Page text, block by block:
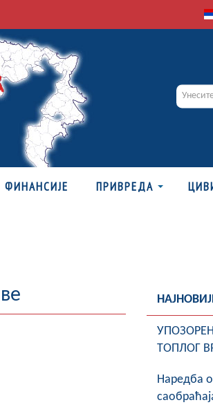
ФИНАНСИЈЕ ПРИВРЕДА
ТОПЛОГ
Наредба